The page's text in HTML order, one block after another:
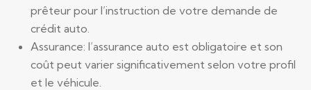
prêteur pour l’instruction de votre demande de
crédit auto.
Assurance: l’assurance auto est obligatoire et son
coût peut varier significativement selon votre profil
et le véhicule.